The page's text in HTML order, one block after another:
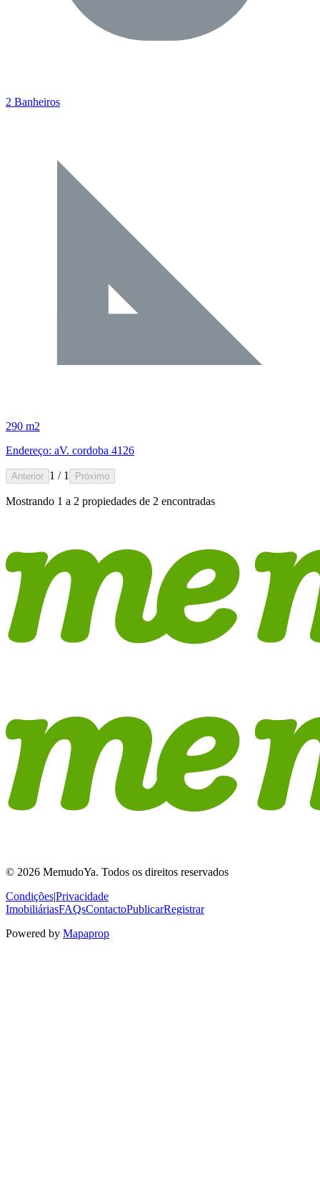
2 Banheiros
290 m2
Endereço: aV. cordoba 4126
Anterior 1 / 1 Próximo
Mostrando 1 a 2 propiedades de 2 encontradas
© 2026 MemudoYa. Todos os direitos reservados
Condições|Privacidade
ImobiliáriasFAQsContactoPublicarRegistrar
Powered by Mapaprop